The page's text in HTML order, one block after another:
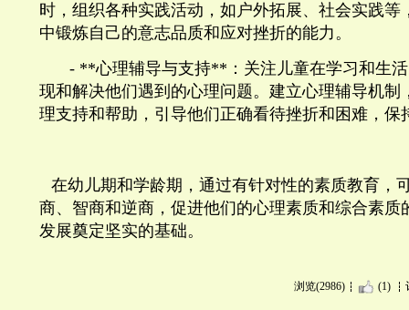
时，组织各种实践活动，如户外拓展、社会实践等
中锻炼自己的意志品质和应对挫折的能力。
- **心理辅导与支持** ：关注儿童在学习和生
现和解决他们遇到的心理问题。建立心理辅导机制
理支持和帮助，引导他们正确看待挫折和困难，保
在幼儿期和学龄期，通过有针对性的素质教育，
商、智商和逆商，促进他们的心理素质和综合素质
发展奠定坚实的基础。
浏览(2986) (1)